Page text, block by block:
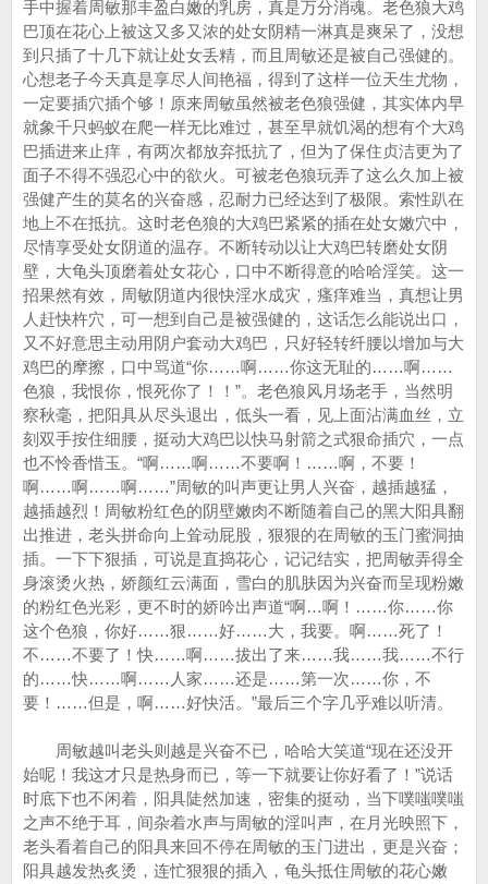
手中握着周敏那丰盈白嫩的乳房，真是万分消魂。老色狼大鸡
巴顶在花心上被这又多又浓的处女阴精一淋真是爽呆了，没想
到只插了十几下就让处女丢精，而且周敏还是被自己强健的。
心想老子今天真是享尽人间艳福，得到了这样一位天生尤物，
一定要插穴插个够！原来周敏虽然被老色狼强健，其实体内早
就象千只蚂蚁在爬一样无比难过，甚至早就饥渴的想有个大鸡
巴插进来止痒，有两次都放弃抵抗了，但为了保住贞洁更为了
面子不得不强忍心中的欲火。可被老色狼玩弄了这么久加上被
强健产生的莫名的兴奋感，忍耐力已经达到了极限。索性趴在
地上不在抵抗。这时老色狼的大鸡巴紧紧的插在处女嫩穴中，
尽情享受处女阴道的温存。不断转动以让大鸡巴转磨处女阴
壁，大龟头顶磨着处女花心，口中不断得意的哈哈淫笑。这一
招果然有效，周敏阴道内很快淫水成灾，瘙痒难当，真想让男
人赶快杵穴，可一想到自己是被强健的，这话怎么能说出口，
又不好意思主动用阴户套动大鸡巴，只好轻转纤腰以增加与大
鸡巴的摩擦，口中骂道“你……啊……你这无耻的……啊……
色狼，我恨你，恨死你了！！”。老色狼风月场老手，当然明
察秋毫，把阳具从尽头退出，低头一看，见上面沾满血丝，立
刻双手按住细腰，挺动大鸡巴以快马射箭之式狠命插穴，一点
也不怜香惜玉。“啊……啊……不要啊！……啊，不要！
啊……啊……啊……”周敏的叫声更让男人兴奋，越插越猛，
越插越烈！周敏粉红色的阴壁嫩肉不断随着自己的黑大阳具翻
出推进，老头拼命向上耸动屁股，狠狠的在周敏的玉门蜜洞抽
插。一下下狠插，可说是直捣花心，记记结实，把周敏弄得全
身滚烫火热，娇颜红云满面，雪白的肌肤因为兴奋而呈现粉嫩
的粉红色光彩，更不时的娇吟出声道“啊…啊！……你……你
这个色狼，你好……狠……好……大，我要。啊……死了！
不……不要了！快……啊……拔出了来……我……我……不行
的……快……啊……人家……还是……第一次……你，不
要！……但是，啊……好快活。”最后三个字几乎难以听清。
周敏越叫老头则越是兴奋不已，哈哈大笑道“现在还没开
始呢！我这才只是热身而已，等一下就要让你好看了！”说话
时底下也不闲着，阳具陡然加速，密集的挺动，当下噗嗤噗嗤
之声不绝于耳，间杂着水声与周敏的淫叫声，在月光映照下，
老头看着自己的阳具来回不停在周敏的玉门进出，更是兴奋；
阳具越发热炙烫，连忙狠狠的插入，龟头抵住周敏的花心嫩